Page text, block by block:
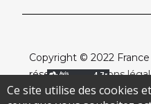
Copyright © 2022
réservés -
Mentions
Ce site utilise des cookies